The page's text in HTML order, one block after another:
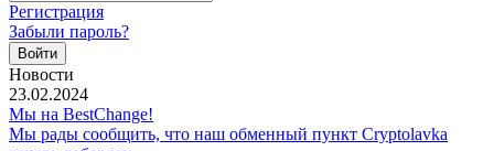
Регистрация
Забыли пароль?
Новости
23.02.2024
Мы на BestChange!
Мы рады сообщить, что наш обменный пункт Cryptolavka